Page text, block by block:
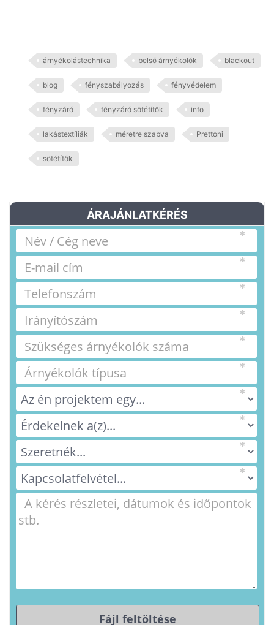
árnyékolástechnika belső árnyékolók blackout
blog fényszabályozás fényvédelem
fényzáró fényzáró sötétítők info
lakástextíliák méretre szabva Prettoni
sötétítők
ÁRAJÁNLATKÉRÉS